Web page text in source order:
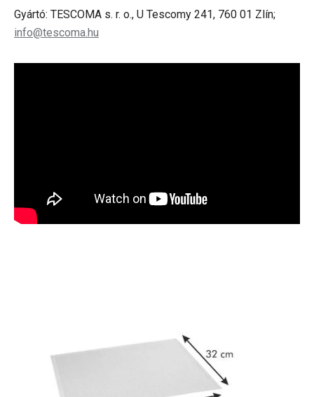
Gyártó: TESCOMA s. r. o., U Tescomy 241, 760 01 Zlín;
info@tescoma.hu